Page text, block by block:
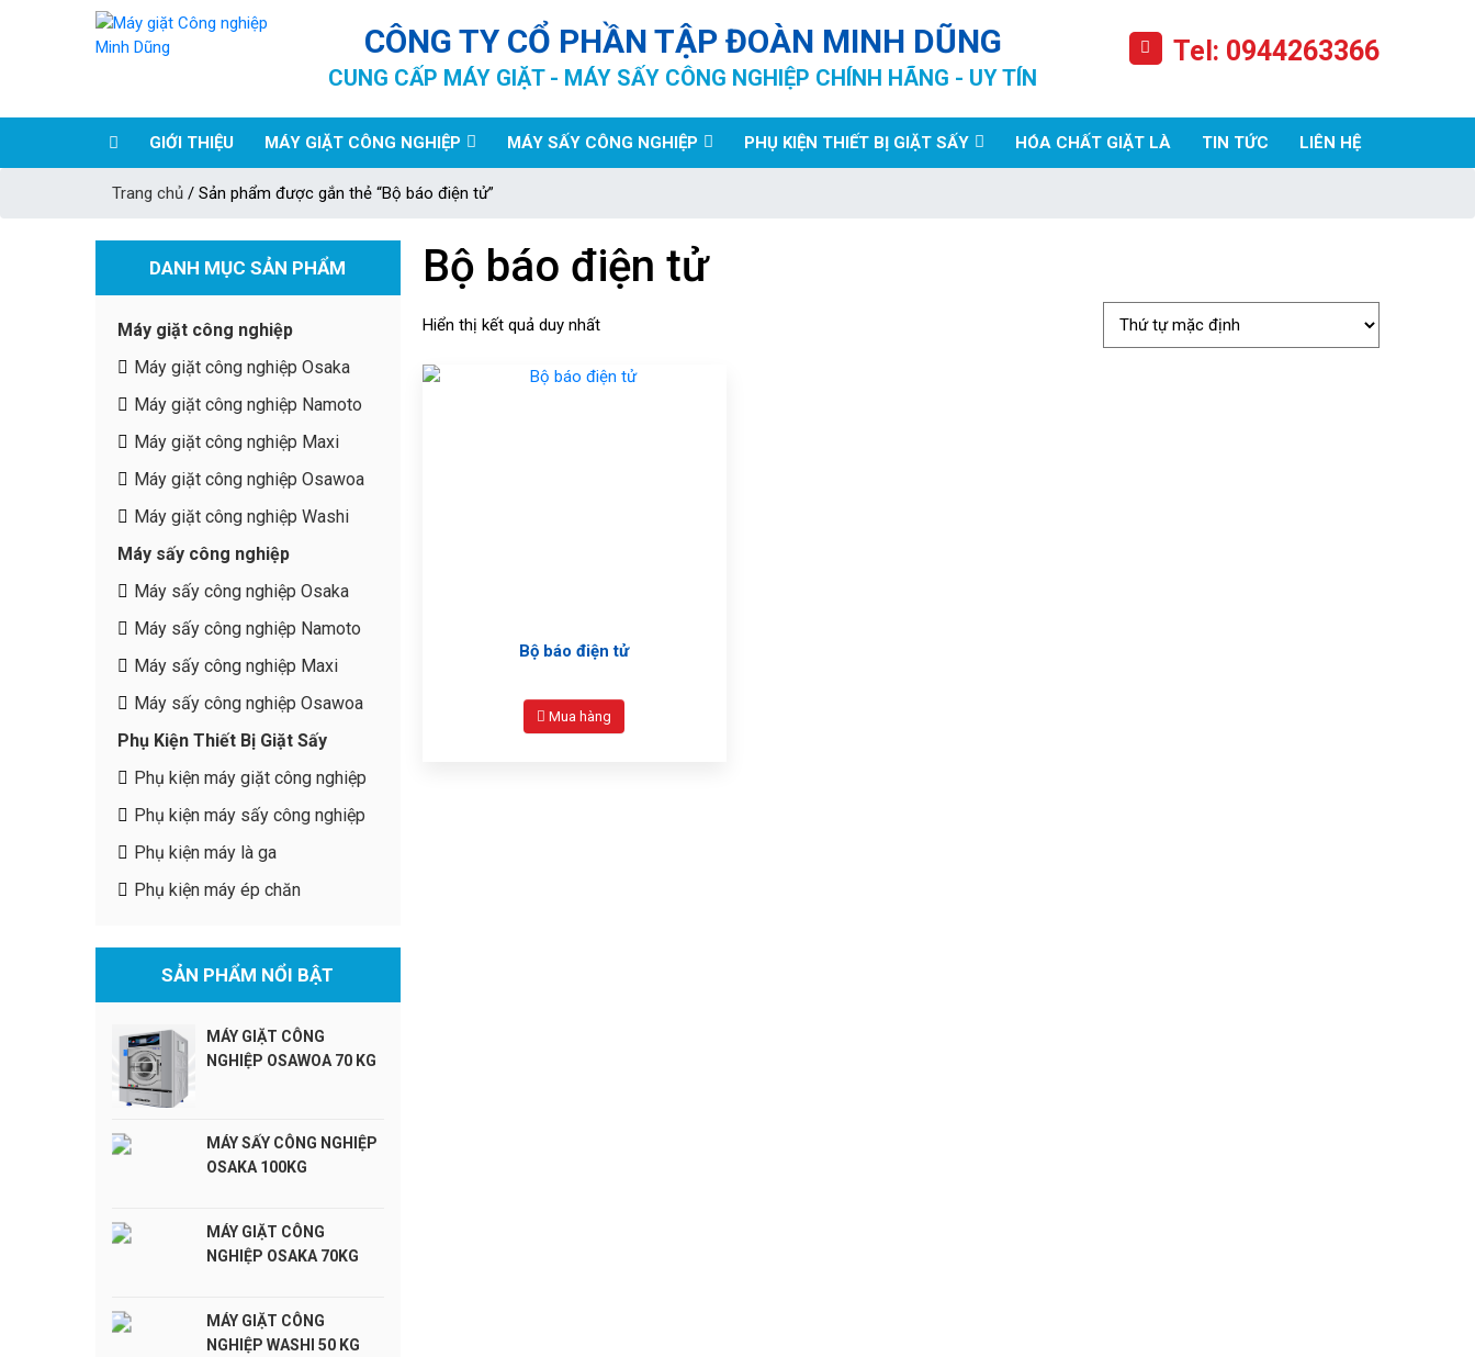
CÔNG TY CỔ PHẦN TẬP ĐOÀN MINH DŨNG
CUNG CẤP MÁY GIẶT - MÁY SẤY CÔNG NGHIỆP CHÍNH HÃNG - UY TÍN
Tel: 0944263366
GIỚI THIỆU MÁY GIẶT CÔNG NGHIỆP MÁY SẤY CÔNG NGHIỆP PHỤ KIỆN THIẾT BỊ GIẶT SẤY HÓA CHẤT GIẶT LÀ TIN TỨC LIÊN HỆ
Trang chủ / Sản phẩm được gắn thẻ “Bộ báo điện tử”
DANH MỤC SẢN PHẨM
Máy giặt công nghiệp
Máy giặt công nghiệp Osaka
Máy giặt công nghiệp Namoto
Máy giặt công nghiệp Maxi
Máy giặt công nghiệp Osawoa
Máy giặt công nghiệp Washi
Máy sấy công nghiệp
Máy sấy công nghiệp Osaka
Máy sấy công nghiệp Namoto
Máy sấy công nghiệp Maxi
Máy sấy công nghiệp Osawoa
Phụ Kiện Thiết Bị Giặt Sấy
Phụ kiện máy giặt công nghiệp
Phụ kiện máy sấy công nghiệp
Phụ kiện máy là ga
Phụ kiện máy ép chăn
SẢN PHẨM NỔI BẬT
MÁY GIẶT CÔNG
NGHIỆP OSAWOA 70 KG
MÁY SẤY CÔNG NGHIỆP
OSAKA 100KG
MÁY GIẶT CÔNG
NGHIỆP OSAKA 70KG
MÁY GIẶT CÔNG
NGHIỆP WASHI 50 KG
Bộ báo điện tử
Hiển thị kết quả duy nhất
Bộ báo điện tử
Mua hàng